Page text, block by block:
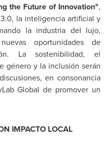
the Future of Innovation",
la inteligencia artificial y
la industria del lujo,
oportunidades de
La sostenibilidad, el
género y la inclusión serán
en consonancia
Global de promover un
IMPACTO LOCAL